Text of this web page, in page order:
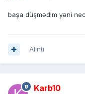
başa düşmədim yəni
Alıntı
Karb10